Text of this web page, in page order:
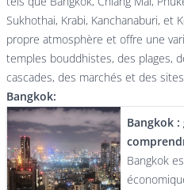
Sukhothai, Krabi, Kanchanaburi, et
propre atmosphère et offre une
temples bouddhistes, des plages,
cascades, des marchés et des
Bangkok:
Bangkok
Bangkok